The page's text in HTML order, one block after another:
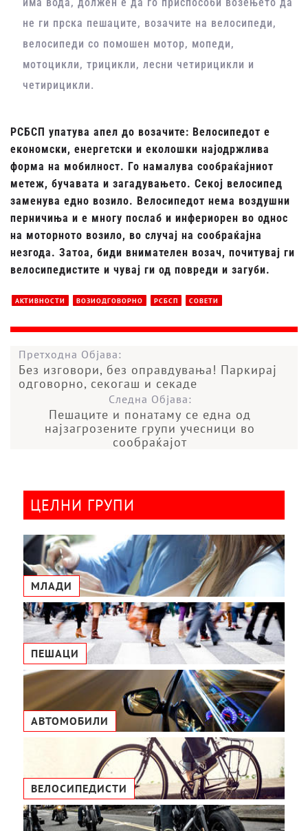
има вода, должен е да го приспособи возењето да
не ги прска пешаците, возачите на велосипеди,
велосипеди со помошен мотор, мопеди,
мотоцикли, трицикли, лесни четирицикли и
четирицикли.
РСБСП упатува апел до возачите: Велосипедот е
економски, енергетски и еколошки најодржлива
форма на мобилност. Го намалува сообраќајниот
метеж, бучавата и загадувањето. Секој велосипед
заменува едно возило. Велосипедот нема воздушни
перничиња и е многу послаб и инфериорен во однос
на моторното возило, во случај на сообраќајна
незгода. Затоа, биди внимателен возач, почитувај ги
велосипедистите и чувај ги од повреди и загуби.
АКТИВНОСТИ ВОЗИОДГОВОРНО РСБСП СОВЕТИ
Претходна Објава:
Без изговори, без оправдувања! Паркирај
одговорно, секогаш и секаде
Следна Објава:
Пешаците и понатаму се една од
најзагрозените групи учесници во
сообраќајот
ЦЕЛНИ ГРУПИ
МЛАДИ
ПЕШАЦИ
АВТОМОБИЛИ
ВЕЛОСИПЕДИСТИ